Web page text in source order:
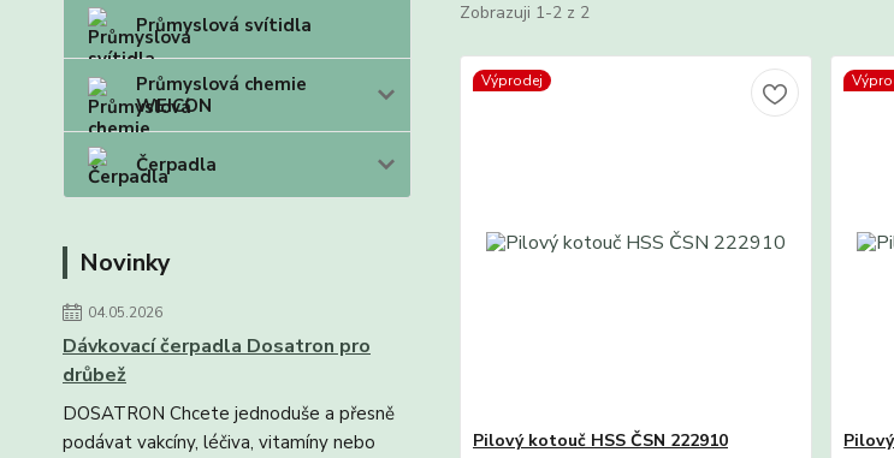
Průmyslová svítidla
Průmyslová chemie
WEICON
Čerpadla
Novinky
04.05.2026
Dávkovací čerpadla Dosatron pro
drůbež
DOSATRON Chcete jednoduše a přesně
podávat vakcíny, léčiva, vitamíny nebo
Zobrazuji 1-2 z 2
Výprodej
Pilový kotouč HSS ČSN 222910